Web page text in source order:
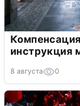
инструкция
8 августа 0